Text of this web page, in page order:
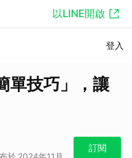
以LINE開啟
登入
單技巧」，讓
訂閱